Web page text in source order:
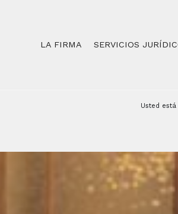
LA FIRMA SERVICIOS
Usted está